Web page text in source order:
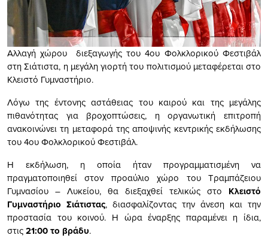
Αλλαγή χώρου διεξαγωγής του 4ου Φολκλορικού Φεστιβάλ
στη Σιάτιστα, η μεγάλη γιορτή του πολιτισμού μεταφέρεται στο
Κλειστό Γυμναστήριο.
Λόγω της έντονης αστάθειας του καιρού και της μεγάλης
πιθανότητας για βροχοπτώσεις, η οργανωτική επιτροπή
ανακοινώνει τη μεταφορά της αποψινής κεντρικής εκδήλωσης
του 4ου Φολκλορικού Φεστιβάλ.
Η εκδήλωση, η οποία ήταν προγραμματισμένη να
πραγματοποιηθεί στον προαύλιο χώρο του Τραμπάζειου
Γυμνασίου – Λυκείου, θα διεξαχθεί τελικώς στο Κλειστό
Γυμναστήριο Σιάτιστας, διασφαλίζοντας την άνεση και την
προστασία του κοινού. Η ώρα έναρξης παραμένει η ίδια,
στις21:00 το βράδυ.